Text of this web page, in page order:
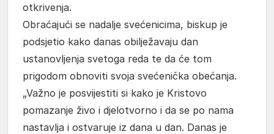
otkrivenja.
Obraćajući se nadalje svećenicima, biskup je
podsjetio kako danas obilježavaju dan
ustanovljenja svetoga reda te da će tom
prigodom obnoviti svoja svećenička obećanja.
„Važno je posvijestiti si kako je Kristovo
pomazanje živo i djelotvorno i da se po nama
nastavlja i ostvaruje iz dana u dan. Danas je